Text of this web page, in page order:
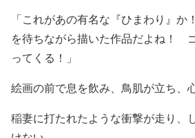
「これがあの有名な『ひまわり』
を待ちながら描いた作品だよね！
ってくる！」
絵画の前で息を飲み、鳥肌が立ち、
稲妻に打たれたような衝撃が走り、